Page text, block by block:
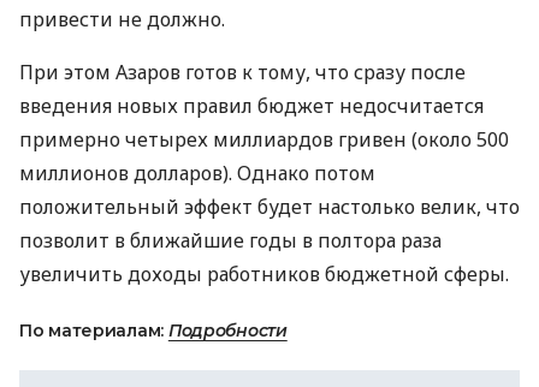
привести не должно.
При этом Азаров готов к тому, что сразу после
введения новых правил бюджет недосчитается
примерно четырех миллиардов гривен (около 500
миллионов долларов). Однако потом
положительный эффект будет настолько велик, что
позволит в ближайшие годы в полтора раза
увеличить доходы работников бюджетной сферы.
По материалам: Подробности